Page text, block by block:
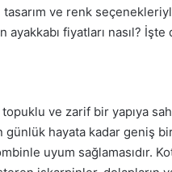
ve renk
ayakkabı fiyatları nasıl?
ve zarif bir yapıya
hayata kadar geniş
uyum sağlamasıdır.